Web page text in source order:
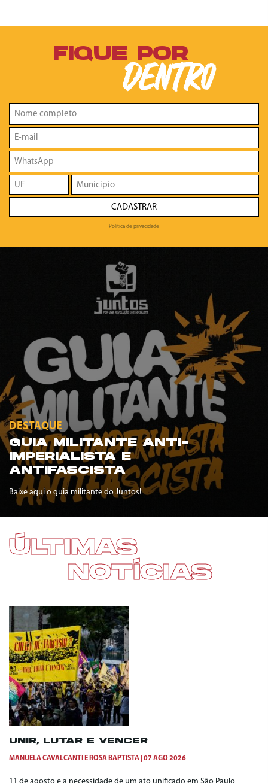
FIQUE POR
DENTRO
CADASTRAR
Política de privacidade
DESTAQUE
GUIA MILITANTE ANTI-
IMPERIALISTA E
ANTIFASCISTA
Baixe aqui o guia militante do Juntos!
ÚLTIMAS
NOTÍCIAS
UNIR, LUTAR E VENCER
MANUELA CAVALCANTI E ROSA BAPTISTA 07 AGO 2026